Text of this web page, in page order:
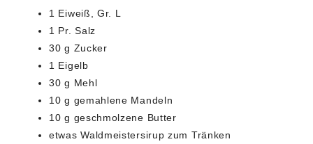
1 Eiweiß, Gr. L
1 Pr. Salz
30 g Zucker
1 Eigelb
30 g Mehl
10 g gemahlene Mandeln
10 g geschmolzene Butter
etwas Waldmeistersirup zum Tränken